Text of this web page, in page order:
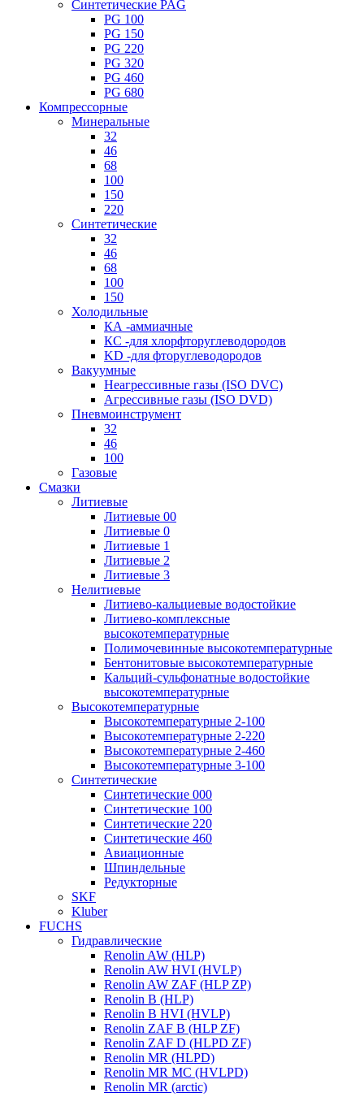
Синтетические PAG
PG 100
PG 150
PG 220
PG 320
PG 460
PG 680
Компрессорные
Минеральные
32
46
68
100
150
220
Синтетические
32
46
68
100
150
Холодильные
КА -аммиачные
КС -для хлорфторуглеводородов
KD -для фторуглеводородов
Вакуумные
Неагрессивные газы (ISO DVC)
Агрессивные газы (ISO DVD)
Пневмоинструмент
32
46
100
Газовые
Смазки
Литиевые
Литиевые 00
Литиевые 0
Литиевые 1
Литиевые 2
Литиевые 3
Нелитиевые
Литиево-кальциевые водостойкие
Литиево-комплексные
высокотемпературные
Полимочевинные высокотемпературные
Бентонитовые высокотемпературные
Кальций-сульфонатные водостойкие
высокотемпературные
Высокотемпературные
Высокотемпературные 2-100
Высокотемпературные 2-220
Высокотемпературные 2-460
Высокотемпературные 3-100
Синтетические
Синтетические 000
Синтетические 100
Синтетические 220
Синтетические 460
Авиационные
Шпиндельные
Редукторные
SKF
Kluber
FUCHS
Гидравлические
Renolin AW (HLP)
Renolin AW HVI (HVLP)
Renolin AW ZAF (HLP ZP)
Renolin B (HLP)
Renolin B HVI (HVLP)
Renolin ZAF B (HLP ZF)
Renolin ZAF D (HLPD ZF)
Renolin MR (HLPD)
Renolin MR MC (HVLPD)
Renolin MR (arctic)